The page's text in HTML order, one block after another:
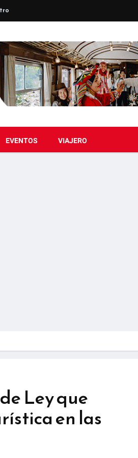
EVENTOS VIAJERO
Ley que
en las